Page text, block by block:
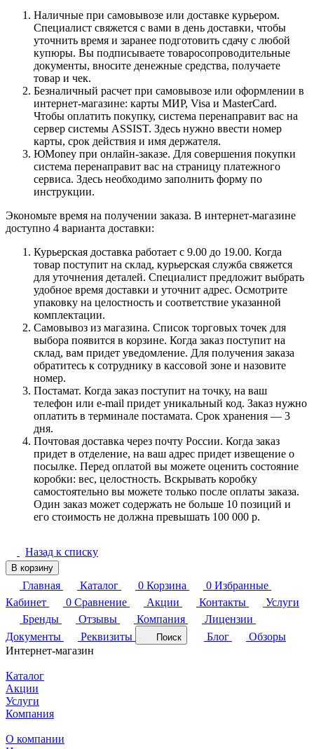
Наличные при самовывозе или доставке курьером.
Специалист свяжется с вами в день доставки, чтобы
уточнить время и заранее подготовить сдачу с любой
купюры. Вы подписываете товаросопроводительные
документы, вносите денежные средства, получаете
товар и чек.
Безналичный расчет при самовывозе или оформлении в
интернет-магазине: карты МИР, Visa и MasterCard.
Чтобы оплатить покупку, система перенаправит вас на
сервер системы ASSIST. Здесь нужно ввести номер
карты, срок действия и имя держателя.
ЮMoney при онлайн-заказе. Для совершения покупки
система перенаправит вас на страницу платежного
сервиса. Здесь необходимо заполнить форму по
инструкции.
Экономьте время на получении заказа. В интернет-магазине
доступно 4 варианта доставки:
Курьерская доставка работает с 9.00 до 19.00. Когда
товар поступит на склад, курьерская служба свяжется
для уточнения деталей. Специалист предложит выбрать
удобное время доставки и уточнит адрес. Осмотрите
упаковку на целостность и соответствие указанной
комплектации.
Самовывоз из магазина. Список торговых точек для
выбора появится в корзине. Когда заказ поступит на
склад, вам придет уведомление. Для получения заказа
обратитесь к сотруднику в кассовой зоне и назовите
номер.
Постамат. Когда заказ поступит на точку, на ваш
телефон или e-mail придет уникальный код. Заказ нужно
оплатить в терминале постамата. Срок хранения — 3
дня.
Почтовая доставка через почту России. Когда заказ
придет в отделение, на ваш адрес придет извещение о
посылке. Перед оплатой вы можете оценить состояние
коробки: вес, целостность. Вскрывать коробку
самостоятельно вы можете только после оплаты заказа.
Один заказ может содержать не больше 10 позиций и
его стоимость не должна превышать 100 000 р.
Назад к списку
В корзину
Главная Каталог 0 Корзина 0 Избранные
Кабинет
0 Сравнение Акции Контакты
Услуги
Бренды
Отзывы Компания
Лицензии
Документы
Реквизиты Поиск Блог
Обзоры
Интернет-магазин
Каталог
Акции
Услуги
Компания
О компании